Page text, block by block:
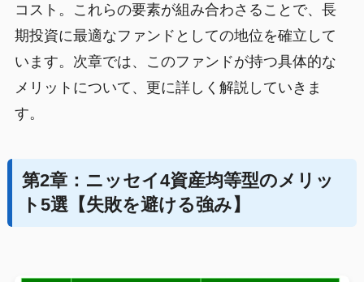
コスト。これらの要素が組み合わさることで、長
期投資に最適なファンドとしての地位を確立して
います。次章では、このファンドが持つ具体的な
メリットについて、更に詳しく解説していきま
す。
第2章：ニッセイ4資産均等型のメリッ
ト5選【失敗を避ける強み】